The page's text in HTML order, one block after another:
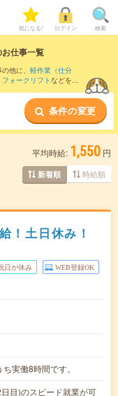
気になる! ログイン 検索
お仕事一覧
他に、 軽作業（仕分
フォークリフトなどを取
ーのお仕事とは？とは？
条件の変更
平均時給: 1,550 円
新着順 時給順
！土日休み！
日が休み WEB登録OK
実働8時間です。
目)のスピード就業が可